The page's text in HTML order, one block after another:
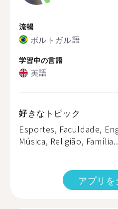
流暢
ポルトガル語
学習中の言語
英語
好きなトピック
Esportes, Faculdade,
Música, Religião,
アプリ